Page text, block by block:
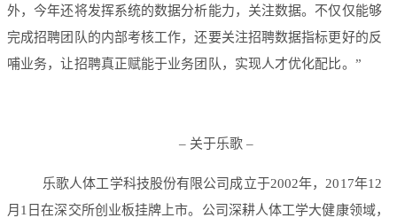
外，今年还将发挥系统的数据分析能力，关注数据。不仅仅能够
完成招聘团队的内部考核工作，还要关注招聘数据指标更好的反
哺业务，让招聘真正赋能于业务团队，实现人才优化配比。”
– 关于乐歌 –
乐歌人体工学科技股份有限公司成立于2002年，2017年12
月1日在深交所创业板挂牌上市。公司深耕人体工学大健康领域，